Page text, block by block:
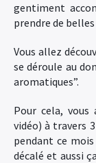
gentiment
prendre de
Vous allez
se déroule au
aromatiques”.
Pour cela,
vidéo) à travers
pendant ce
décalé et aussi